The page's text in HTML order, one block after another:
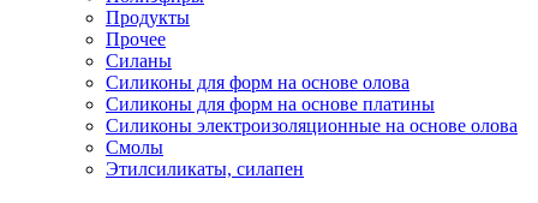
Продукты
Прочее
Силаны
Силиконы для форм на основе олова
Силиконы для форм на основе платины
Силиконы электроизоляционные на основе олова
Смолы
Этилсиликаты, силапен